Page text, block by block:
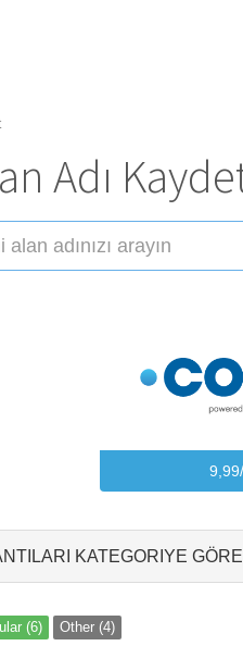
Adı
KATEGORIYE
(6) Other (4)